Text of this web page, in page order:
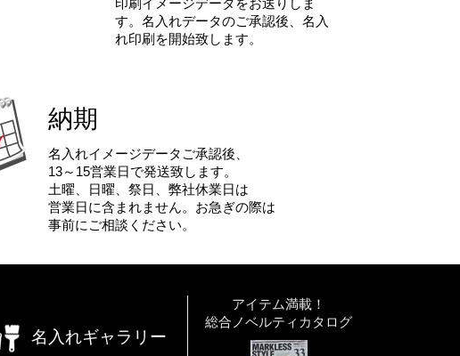
印刷イメージデータをお送りしま
す。名入れデータのご承認後、名入
れ印刷を開始致します。
納期
名入れイメージデータご承認後、
13～15営業日で発送致します。
土曜、日曜、祭日、弊社休業日は
営業日に含まれません。お急ぎの際は
事前にご相談ください。
名入れギャラリー
アイテム満載！
総合ノベルティカタログ